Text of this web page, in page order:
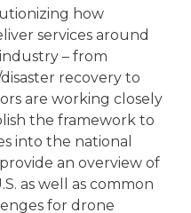
how
services around
– from
recovery to
are working closely
the framework to
into the national
an overview of
as well as common
for drone